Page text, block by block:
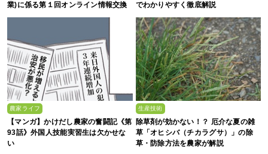
業)に係る第１回オンライン情報交換
会
でわかりやすく徹底解説
農家ライフ
【マンガ】かけだし農家の奮闘記《第
93話》外国人技能実習生は欠かせな
い
生産技術
除草剤が効かない！？ 厄介な夏の雑
草「オヒシバ（チカラグサ）」の除
草・防除方法を農家が解説